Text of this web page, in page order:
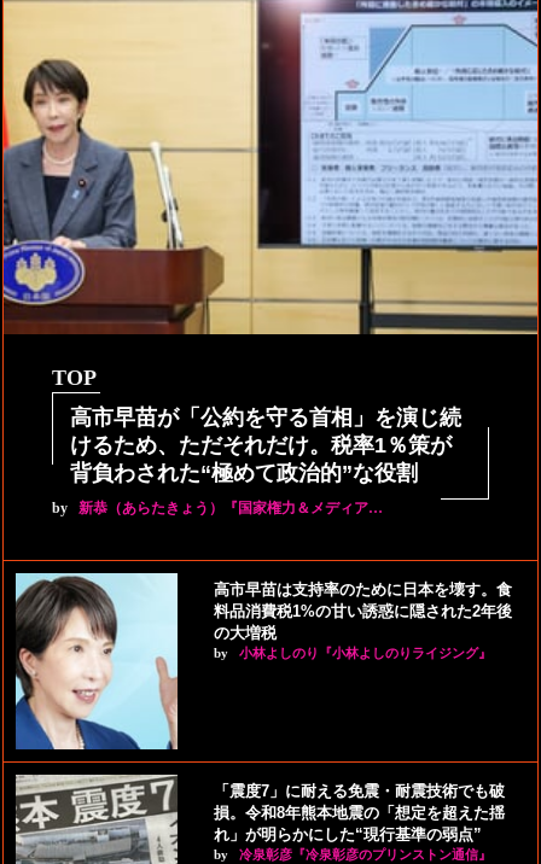
TOP
高市早苗が「公約を守る首相」を演じ続
けるため、ただそれだけ。税率1％策が
背負わされた“極めて政治的”な役割
by 新恭（あらたきょう）『国家権力＆メディア…
高市早苗は支持率のために日本を壊す。食
料品消費税1%の甘い誘惑に隠された2年後
の大増税
by 小林よしのり『小林よしのりライジング』
「震度7」に耐える免震・耐震技術でも破
損。令和8年熊本地震の「想定を超えた揺
れ」が明らかにした“現行基準の弱点”
by 冷泉彰彦『冷泉彰彦のプリンストン通信』